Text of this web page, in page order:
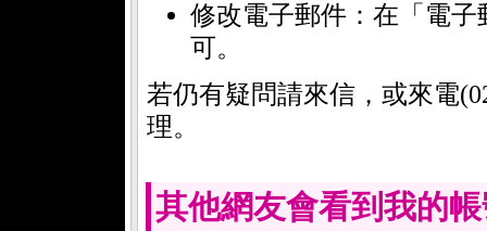
修改電子郵件：在「電
可。
若仍有疑問請來信，或來電
理。
其他網友會看到我的